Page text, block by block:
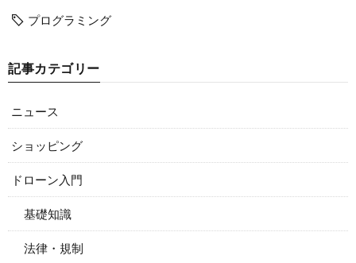
プログラミング
記事カテゴリー
ニュース
ショッピング
ドローン入門
基礎知識
法律・規制